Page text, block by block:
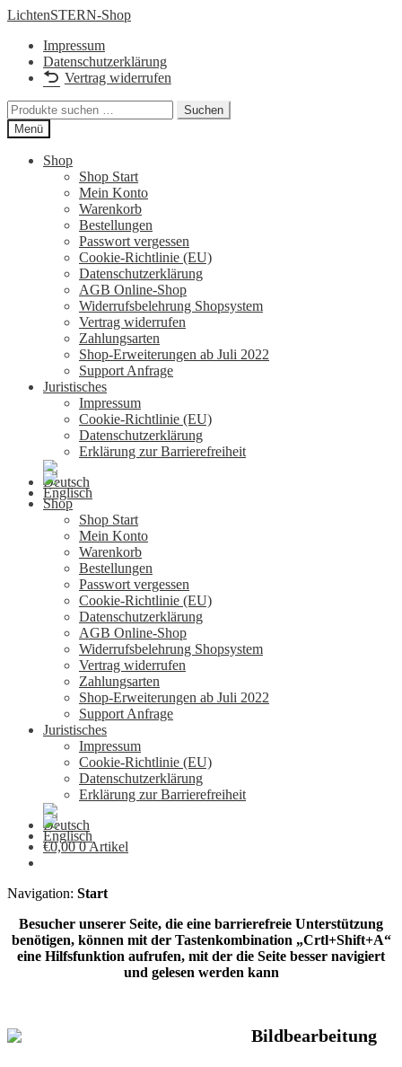
Zur
springen
Zum
springen
LichtenSTERN-Shop
Impressum
Datenschutzerklärung
Vertrag widerrufen
Suchen
nach:
Suchen
Menü
Shop
Shop Start
Mein Konto
Warenkorb
Bestellungen
Passwort vergessen
Cookie-Richtlinie (EU)
Datenschutzerklärung
AGB Online-Shop
Widerrufsbelehrung Shopsystem
Vertrag widerrufen
Zahlungsarten
Shop-Erweiterungen ab Juli 2022
Support Anfrage
Juristisches
Impressum
Cookie-Richtlinie (EU)
Datenschutzerklärung
Erklärung zur Barrierefreiheit
Shop
Shop Start
Mein Konto
Warenkorb
Bestellungen
Passwort vergessen
Cookie-Richtlinie (EU)
Datenschutzerklärung
AGB Online-Shop
Widerrufsbelehrung Shopsystem
Vertrag widerrufen
Zahlungsarten
Shop-Erweiterungen ab Juli 2022
Support Anfrage
Juristisches
Impressum
Cookie-Richtlinie (EU)
Datenschutzerklärung
Erklärung zur Barrierefreiheit
€0,00 0 Artikel
Navigation: Start
Besucher unserer Seite, die eine barrierefreie Unterstützung
benötigen, können mit der Tastenkombination „Crtl+Shift+A“
eine Hilfsfunktion aufrufen, mit der die Seite besser navigiert
und gelesen werden kann
Bildbearbeitung